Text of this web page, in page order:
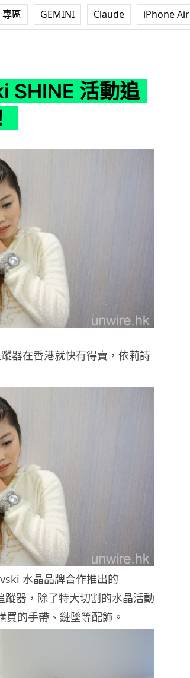
專區 GEMINI Claude iPhone Air
SHINE 活動追
器在香港就快有得賣，依莉詩
水晶品牌合作推出的
器，除了特大切割的水晶活動
的手帶、鏈墜等配飾。